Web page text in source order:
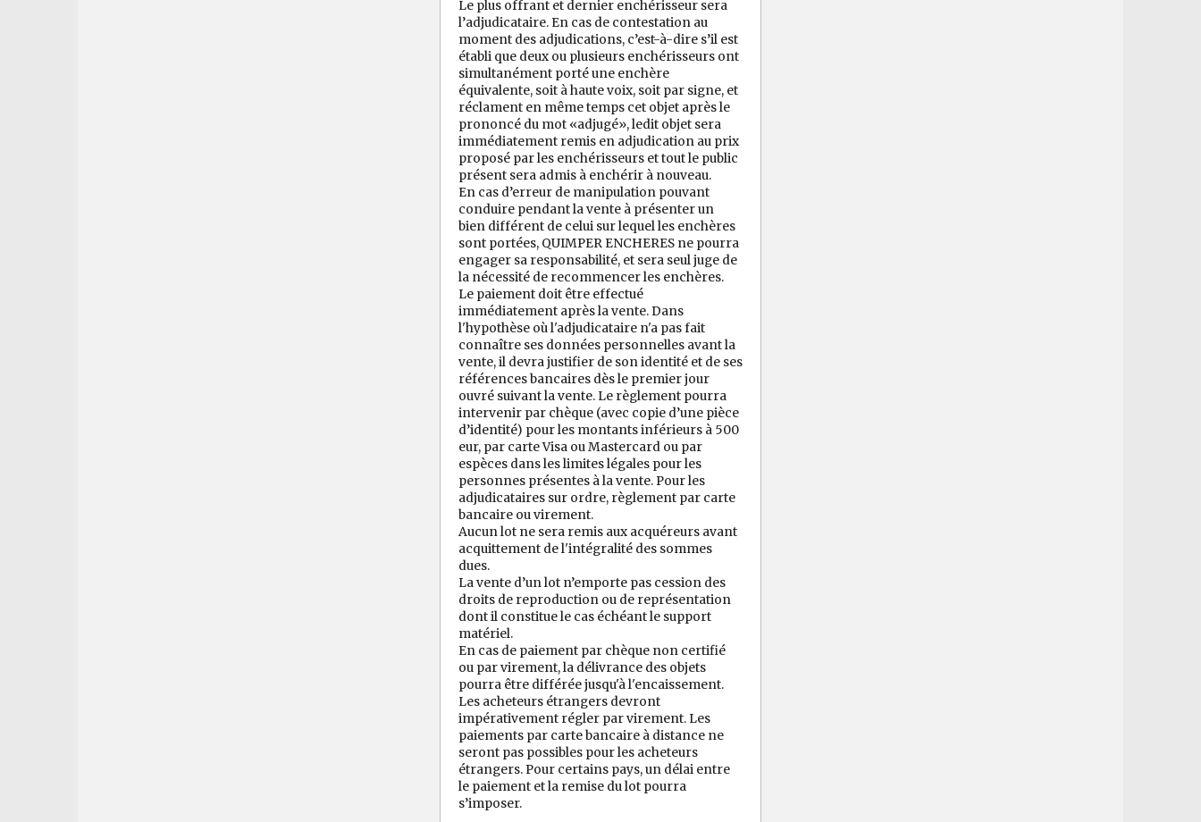
Le plus offrant et dernier enchérisseur sera
l’adjudicataire. En cas de contestation au
moment des adjudications, c’est-à-dire s’il est
établi que deux ou plusieurs enchérisseurs ont
simultanément porté une enchère
équivalente, soit à haute voix, soit par signe, et
réclament en même temps cet objet après le
prononcé du mot «adjugé», ledit objet sera
immédiatement remis en adjudication au prix
proposé par les enchérisseurs et tout le public
présent sera admis à enchérir à nouveau.
En cas d’erreur de manipulation pouvant
conduire pendant la vente à présenter un
bien différent de celui sur lequel les enchères
sont portées, QUIMPER ENCHERES ne pourra
engager sa responsabilité, et sera seul juge de
la nécessité de recommencer les enchères.
Le paiement doit être effectué
immédiatement après la vente. Dans
l'hypothèse où l'adjudicataire n'a pas fait
connaître ses données personnelles avant la
vente, il devra justifier de son identité et de ses
références bancaires dès le premier jour
ouvré suivant la vente. Le règlement pourra
intervenir par chèque (avec copie d’une pièce
d’identité) pour les montants inférieurs à 500
eur, par carte Visa ou Mastercard ou par
espèces dans les limites légales pour les
personnes présentes à la vente. Pour les
adjudicataires sur ordre, règlement par carte
bancaire ou virement.
Aucun lot ne sera remis aux acquéreurs avant
acquittement de l'intégralité des sommes
dues.
La vente d’un lot n’emporte pas cession des
droits de reproduction ou de représentation
dont il constitue le cas échéant le support
matériel.
En cas de paiement par chèque non certifié
ou par virement, la délivrance des objets
pourra être différée jusqu'à l'encaissement.
Les acheteurs étrangers devront
impérativement régler par virement. Les
paiements par carte bancaire à distance ne
seront pas possibles pour les acheteurs
étrangers. Pour certains pays, un délai entre
le paiement et la remise du lot pourra
s’imposer.